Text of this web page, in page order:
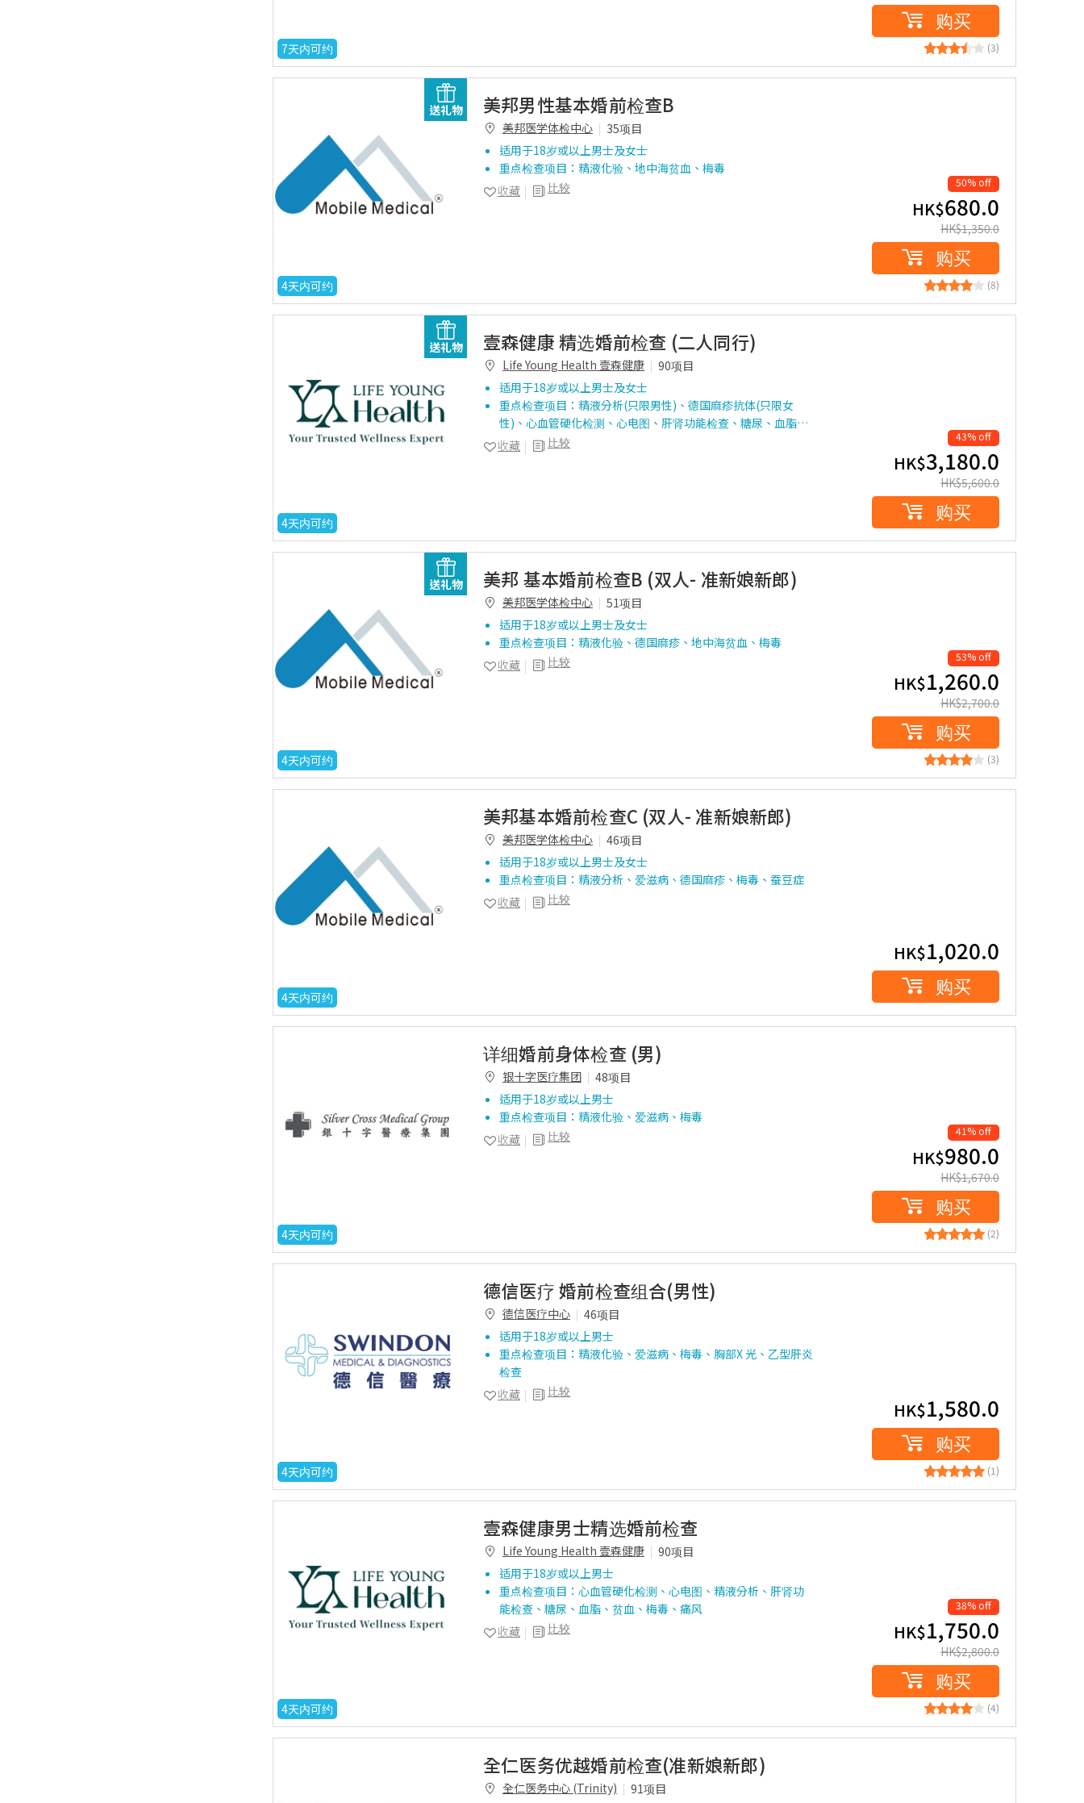
7天内可约
购买
(3)
送礼物
4天内可约
美邦男性基本婚前检查B
美邦医学体检中心
35项目
适用于18岁或以上男士及女士
重点检查项目：精液化验、地中海贫血、梅毒
比较
收藏
50% off
HK$680.0
HK$1,350.0
购买
(8)
送礼物
4天内可约
壹森健康 精选婚前检查 (二人同行)
Life Young Health 壹森健康
90项目
适用于18岁或以上男士及女士
重点检查项目：精液分析(只限男性)、德国麻疹抗体(只限女
性)、心血管硬化检测、心电图、肝肾功能检查、糖尿、血脂…
比较
收藏
43% off
HK$3,180.0
HK$5,600.0
购买
送礼物
4天内可约
美邦 基本婚前检查B (双人- 准新娘新郎)
美邦医学体检中心
51项目
适用于18岁或以上男士及女士
重点检查项目：精液化验、德国麻疹、地中海贫血、梅毒
比较
收藏
53% off
HK$1,260.0
HK$2,700.0
购买
(3)
4天内可约
美邦基本婚前检查C (双人- 准新娘新郎)
美邦医学体检中心
46项目
适用于18岁或以上男士及女士
重点检查项目：精液分析、爱滋病、德国麻疹、梅毒、蚕豆症
比较
收藏
HK$1,020.0
购买
4天内可约
详细婚前身体检查 (男)
银十字医疗集团
48项目
适用于18岁或以上男士
重点检查项目：精液化验、爱滋病、梅毒
比较
收藏
41% off
HK$980.0
HK$1,670.0
购买
(2)
4天内可约
德信医疗 婚前检查组合(男性)
德信医疗中心
46项目
适用于18岁或以上男士
重点检查项目：精液化验、爱滋病、梅毒、胸部X 光、乙型肝炎
检查
比较
收藏
HK$1,580.0
购买
(1)
4天内可约
壹森健康男士精选婚前检查
Life Young Health 壹森健康
90项目
适用于18岁或以上男士
重点检查项目：心血管硬化检测、心电图、精液分析、肝肾功
能检查、糖尿、血脂、贫血、梅毒、痛风
比较
收藏
38% off
HK$1,750.0
HK$2,800.0
购买
(4)
全仁医务优越婚前检查(准新娘新郎)
全仁医务中心 (Trinity)
91项目